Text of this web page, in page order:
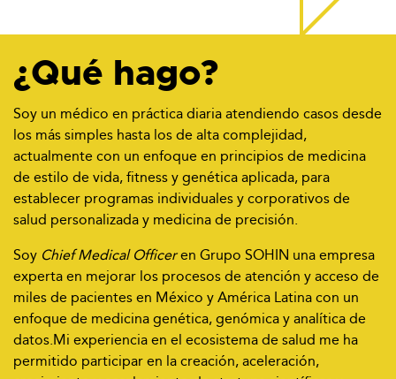
¿Qué hago?
Soy un médico en práctica diaria atendiendo casos desde
los más simples hasta los de alta complejidad,
actualmente con un enfoque en principios de medicina
de estilo de vida, fitness y genética aplicada, para
establecer programas individuales y corporativos de
salud personalizada y medicina de precisión.
Soy Chief Medical Officeren Grupo SOHIN una empresa
experta en mejorar los procesos de atención y acceso de
miles de pacientes en México y América Latina con un
enfoque de medicina genética, genómica y analítica de
datos.Mi experiencia en el ecosistema de salud me ha
permitido participar en la creación, aceleración,